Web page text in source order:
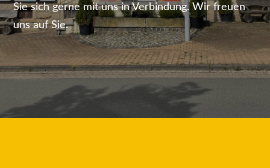
Sie sich gerne mit uns in Verbindung. Wir freuen
uns auf Sie.